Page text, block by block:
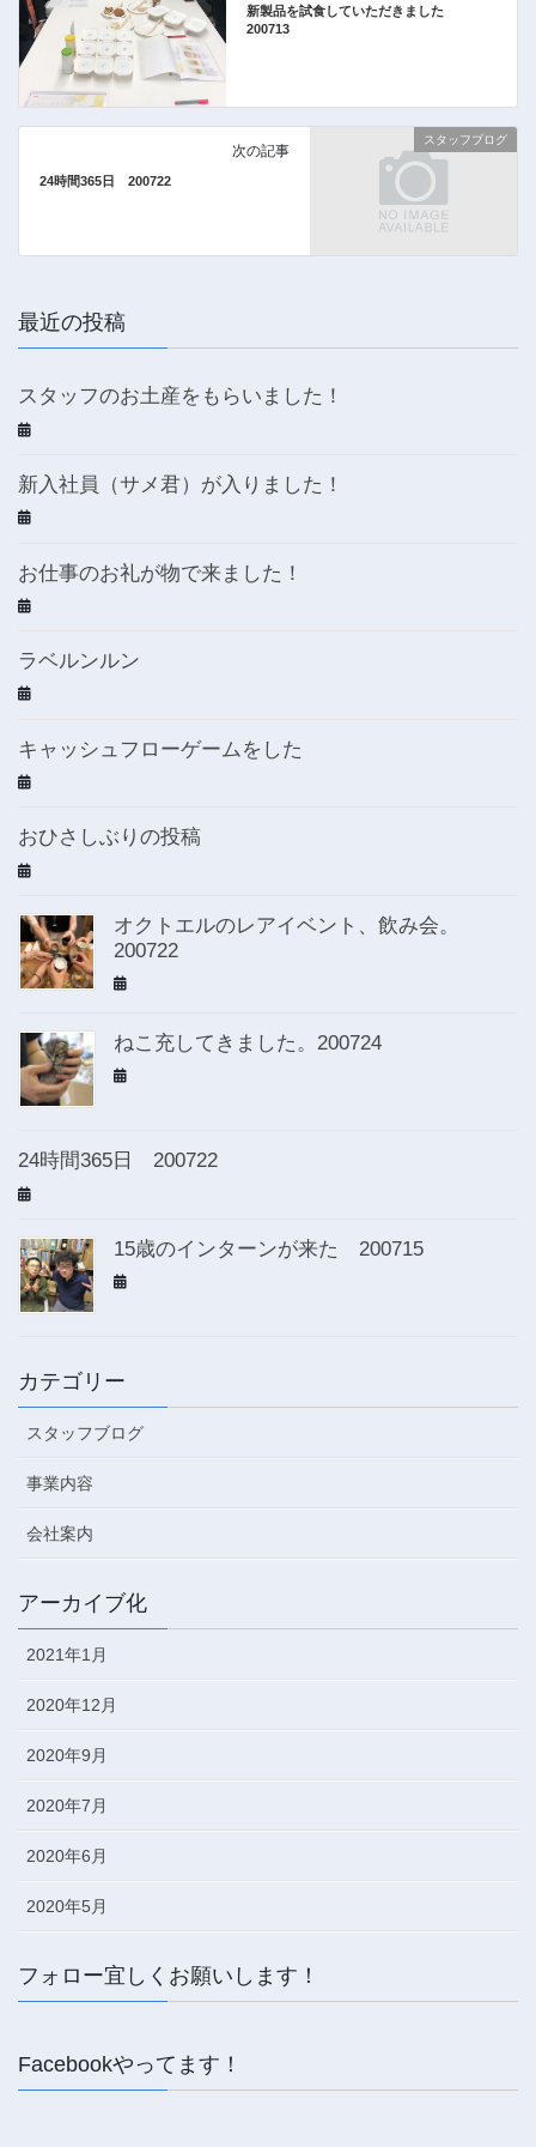
新製品を試食していただきました
200713
スタッフブログ
次の記事
24時間365日 200722
最近の投稿
スタッフのお土産をもらいました！
新入社員（サメ君）が入りました！
お仕事のお礼が物で来ました！
ラベルンルン
キャッシュフローゲームをした
おひさしぶりの投稿
オクトエルのレアイベント、飲み会。
200722
ねこ充してきました。200724
24時間365日 200722
15歳のインターンが来た 200715
カテゴリー
スタッフブログ
事業内容
会社案内
アーカイブ化
2021年1月
2020年12月
2020年9月
2020年7月
2020年6月
2020年5月
フォロー宜しくお願いします！
Facebookやってます！